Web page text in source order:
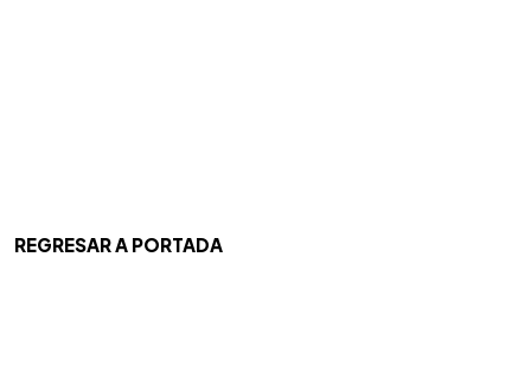
REGRESAR A PORTADA